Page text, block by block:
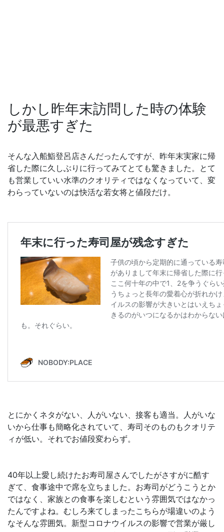
しかし昨年末訪問した時の体験
が最悪すぎた
そんな入船鮨登呂店さんだったんですが、昨年末実家に帰
省した際に久しぶりに行ってみてとても驚きました。とて
も営業していい水準のクオリティではなくなっていて、変
わらっていないのは快活な若女将と値段だけ。
とにかくネタがない、人がいない、接客も適当。人がいな
いから仕事も簡略化されていて、寿司そのものもクオリテ
ィが低い。それでお値段変わらず。
40年以上愛し続けたお寿司屋さんでしたがさすがに酷す
ぎて、食事途中で席を立ちました。お寿司がどうこうとか
ではなく、家族との食事を楽しむという雰囲気ではなかっ
たんですよね。むしろ来てしまったこちらが場違いのよう
なそんな雰囲気。新型コロナウイルスの影響で営業が厳し